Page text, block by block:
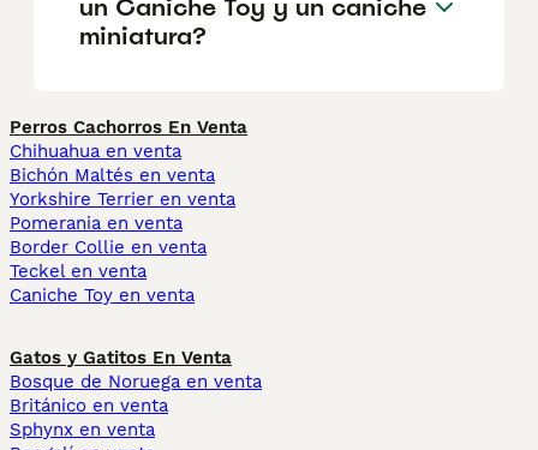
un Caniche Toy y un caniche
miniatura?
Perros Cachorros En Venta
Chihuahua en venta
Bichón Maltés en venta
Yorkshire Terrier en venta
Pomerania en venta
Border Collie en venta
Teckel en venta
Caniche Toy en venta
Gatos y Gatitos En Venta
Bosque de Noruega en venta
Británico en venta
Sphynx en venta